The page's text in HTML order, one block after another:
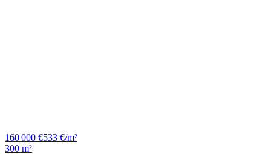
160 000 €533 €/m²
300 m²